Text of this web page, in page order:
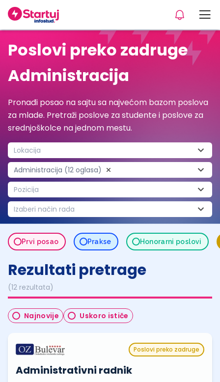
Poslovi preko zadruge
Administracija
Pronađi posao na sajtu sa najvećom bazom poslova
za mlade. Pretraži poslove za studente i poslove za
srednjoškolce na jednom mestu.
Lokacija
Administracija (12 oglasa)
Pozicija
Izaberi način rada
Prvi posao Prakse Honorarni poslovi
Rezultati pretrage
(12 rezultata)
Najnovije Uskoro ističe
Poslovi preko zadruge
Administrativni radnik